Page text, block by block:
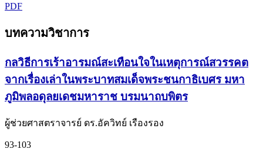
PDF
บทความวิชาการ
กลวิธีการเร้าอารมณ์สะเทือนใจในเหตุการณ์สวรรคต
จากเรื่องเล่าในพระบาทสมเด็จพระชนกาธิเบศร มหา
ภูมิพลอดุลยเดชมหาราช บรมนาถบพิตร
ผู้ช่วยศาสตราจารย์ ดร.อัควิทย์ เรืองรอง
93-103